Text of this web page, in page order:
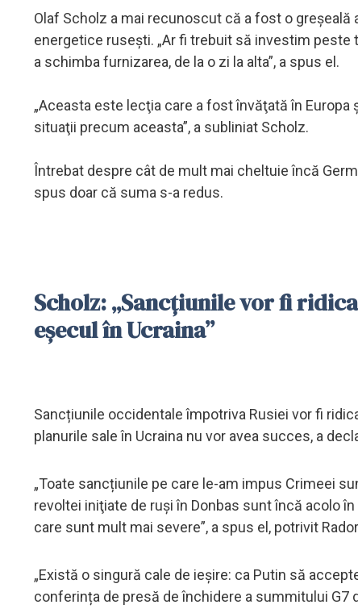
Olaf Scholz a mai recunoscut că a fost o
energetice ruseşti. „Ar fi trebuit să investim
a schimba furnizarea, de la o zi la alta”, a spus el.
„Aceasta este lecţia care a fost învăţată în
situaţii precum aceasta”, a subliniat Scholz.
Întrebat despre cât de mult mai cheltuie încă
spus doar că suma s-a redus.
Scholz: „Sancțiunile vor fi
eșecul în Ucraina”
Sancțiunile occidentale împotriva Rusiei vor fi
planurile sale în Ucraina nu vor avea succes, a
„Toate sancțiunile pe care le-am impus Crimeei
revoltei iniţiate de ruși în Donbas sunt încă acolo
care sunt mult mai severe”, a spus el, potrivit
„Există o singură cale de ieșire: ca Putin să
conferința de presă de închidere a summitului G7